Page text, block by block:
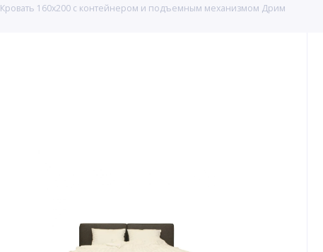
Кровать 160x200 c контейнером и подъемным механизмом Дрим